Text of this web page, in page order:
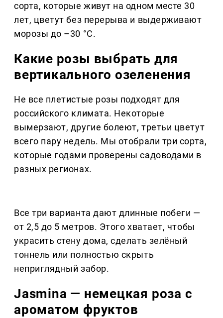
сорта, которые живут на одном месте 30
лет, цветут без перерыва и выдерживают
морозы до –30 °C.
Какие розы выбрать для
вертикального озеленения
Не все плетистые розы подходят для
российского климата. Некоторые
вымерзают, другие болеют, третьи цветут
всего пару недель. Мы отобрали три сорта,
которые годами проверены садоводами в
разных регионах.
Все три варианта дают длинные побеги —
от 2,5 до 5 метров. Этого хватает, чтобы
украсить стену дома, сделать зелёный
тоннель или полностью скрыть
неприглядный забор.
Jasmina — немецкая роза с
ароматом фруктов